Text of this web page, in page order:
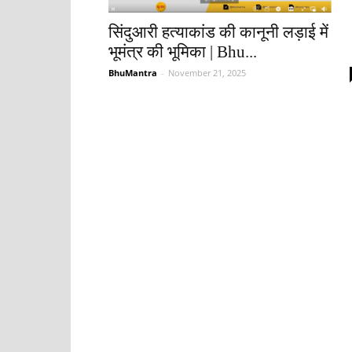
सिंदुआरी हत्याकांड की कानूनी लड़ाई में
भूमंत्र की भूमिका | Bhu...
BhuMantra - November 21, 2025